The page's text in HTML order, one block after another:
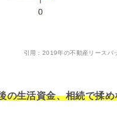
引用： 2019年の不動産リースバ
の生活資金、相続で揉